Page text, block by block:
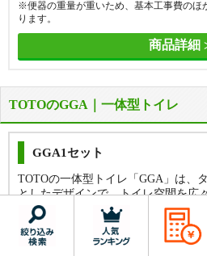
※便器の重量が重いため、基本工事費のほ
ります。
商品詳細
フチなし
汚れに強い
フチなし
汚れに強い
TOTOのGGA｜一体型トイレ
GGA1セット
TOTOの一体型トイレ「GGA」は、
としたデザインで、トイレ空間を広
エネ性も◎です。GGA3は「オート
は「オート開閉」のみ、通常の
す。